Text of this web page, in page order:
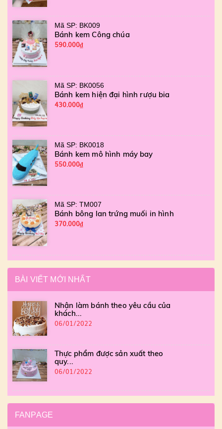
Mã SP: BK009
Bánh kem Công chúa
590.000₫
Mã SP: BK0056
Bánh kem hiện đại hình rượu bia
430.000₫
Mã SP: BK0018
Bánh kem mô hình máy bay
550.000₫
Mã SP: TM007
Bánh bông lan trứng muối in hình
370.000₫
BÀI VIẾT MỚI NHẤT
Nhận làm bánh theo yêu cầu của
khách...
06/01/2022
Thực phẩm được sản xuất theo
quy...
06/01/2022
FANPAGE